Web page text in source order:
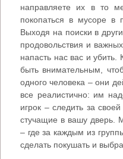
направляете их в то
покопаться в мусоре в
Выходя на поиски в
продовольствия и
напасть нас вас и
быть внимательным,
одного человека – они
все реалистично: им
игрок – следить за
стучащие в вашу дверь.
– где за каждым из
сделать покушать и